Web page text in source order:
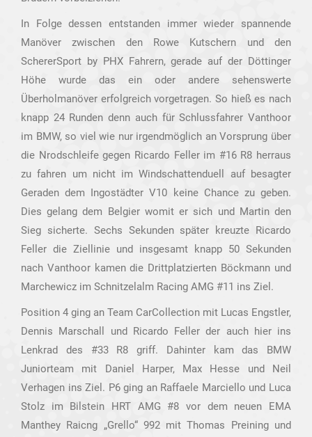
In Folge dessen entstanden immer wieder spannende
Manöver zwischen den Rowe Kutschern und den
SchererSport by PHX Fahrern, gerade auf der Döttinger
Höhe wurde das ein oder andere sehenswerte
Überholmanöver erfolgreich vorgetragen. So hieß es nach
knapp 24 Runden denn auch für Schlussfahrer Vanthoor
im BMW, so viel wie nur irgendmöglich an Vorsprung über
die Nrodschleife gegen Ricardo Feller im #16 R8 herraus
zu fahren um nicht im Windschattenduell auf besagter
Geraden dem Ingostädter V10 keine Chance zu geben.
Dies gelang dem Belgier womit er sich und Martin den
Sieg sicherte. Sechs Sekunden später kreuzte Ricardo
Feller die Ziellinie und insgesamt knapp 50 Sekunden
nach Vanthoor kamen die Drittplatzierten Böckmann und
Marchewicz im Schnitzelalm Racing AMG #11 ins Ziel.
Position 4 ging an Team CarCollection mit Lucas Engstler,
Dennis Marschall und Ricardo Feller der auch hier ins
Lenkrad des #33 R8 griff. Dahinter kam das BMW
Juniorteam mit Daniel Harper, Max Hesse und Neil
Verhagen ins Ziel. P6 ging an Raffaele Marciello und Luca
Stolz im Bilstein HRT AMG #8 vor dem neuen EMA
Manthey Raicng „Grello“ 992 mit Thomas Preining und